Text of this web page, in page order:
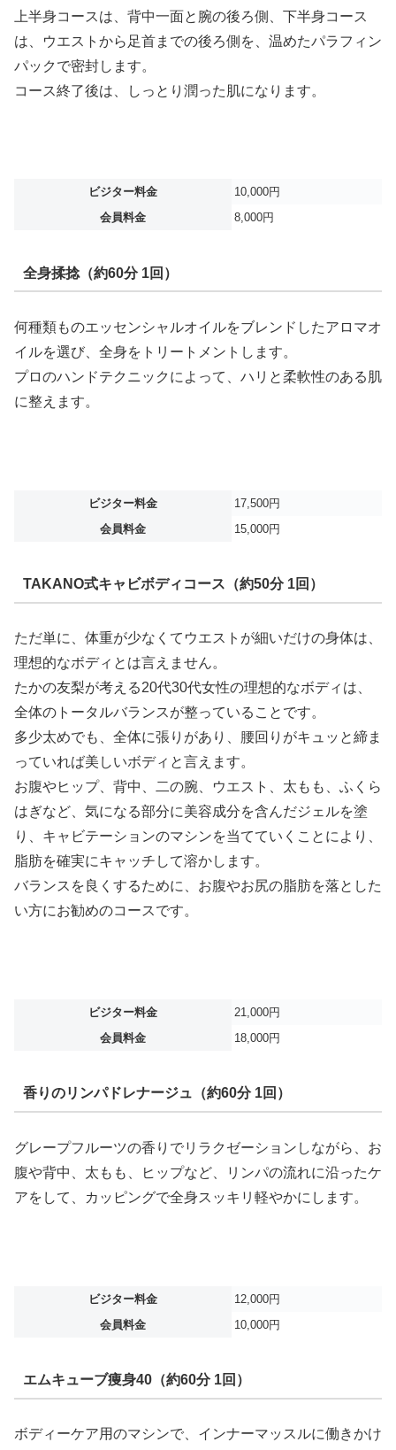
上半身コースは、背中一面と腕の後ろ側、下半身コース
は、ウエストから足首までの後ろ側を、温めたパラフィン
パックで密封します。
コース終了後は、しっとり潤った肌になります。
ビジター料金
10,000円
会員料金
8,000円
全身揉捻（約60分 1回）
何種類ものエッセンシャルオイルをブレンドしたアロマオ
イルを選び、全身をトリートメントします。
プロのハンドテクニックによって、ハリと柔軟性のある肌
に整えます。
ビジター料金
17,500円
会員料金
15,000円
TAKANO式キャビボディコース（約50分 1回）
ただ単に、体重が少なくてウエストが細いだけの身体は、
理想的なボディとは言えません。
たかの友梨が考える20代30代女性の理想的なボディは、
全体のトータルバランスが整っていることです。
多少太めでも、全体に張りがあり、腰回りがキュッと締ま
っていれば美しいボディと言えます。
お腹やヒップ、背中、二の腕、ウエスト、太もも、ふくら
はぎなど、気になる部分に美容成分を含んだジェルを塗
り、キャビテーションのマシンを当てていくことにより、
脂肪を確実にキャッチして溶かします。
バランスを良くするために、お腹やお尻の脂肪を落とした
い方にお勧めのコースです。
ビジター料金
21,000円
会員料金
18,000円
香りのリンパドレナージュ（約60分 1回）
グレープフルーツの香りでリラクゼーションしながら、お
腹や背中、太もも、ヒップなど、リンパの流れに沿ったケ
アをして、カッピングで全身スッキリ軽やかにします。
ビジター料金
12,000円
会員料金
10,000円
エムキューブ痩身40（約60分 1回）
ボディーケア用のマシンで、インナーマッスルに働きかけ